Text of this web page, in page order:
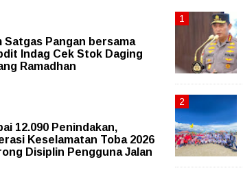
Satgas Pangan bersama
Indag Cek Stok Daging
Ramadhan
12.090 Penindakan,
Keselamatan Toba 2026
Disiplin Pengguna Jalan